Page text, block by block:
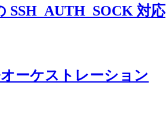
SSH_AUTH_SOCK 対応
ーケストレーション